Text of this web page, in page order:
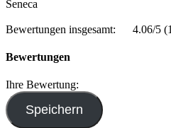
Seneca
Bewertungen insgesamt: 4.06/5
Bewertungen
Ihre Bewertung: